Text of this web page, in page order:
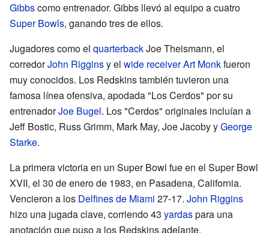
Gibbscomo entrenador. Gibbs llevó al equipo a cuatro
Super Bowls, ganando tres de ellos.
Jugadores como el quarterbackJoe Theismann, el
corredorJohn Rigginsy el wide receiverArt Monkfueron
muy conocidos. Los Redskins también tuvieron una
famosa línea ofensiva, apodada "Los Cerdos" por su
entrenadorJoe Bugel. Los "Cerdos" originales incluían a
Jeff Bostic, Russ Grimm, Mark May, Joe Jacoby yGeorge
Starke.
La primera victoria en un Super Bowl fue en el Super Bowl
XVII, el 30 de enero de 1983, en Pasadena, California.
Vencieron a los Delfines de Miami 27-17. John Riggins
hizo una jugada clave, corriendo 43 yardaspara una
anotación que puso a los Redskins adelante.